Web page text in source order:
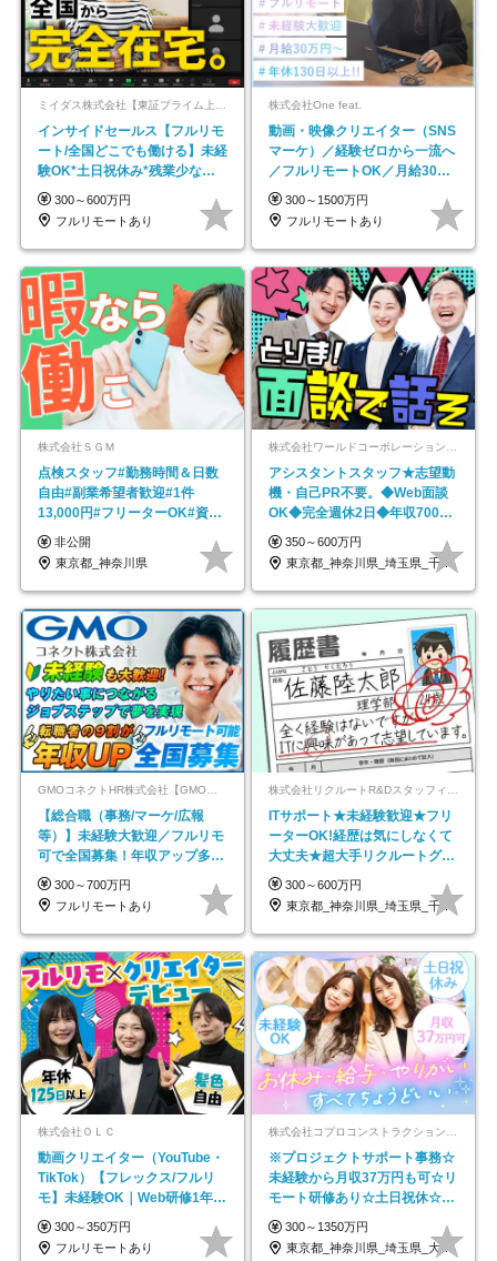
インサイドセールス【フルリモ
ート/全国どこでも働ける】未経
験OK*土日祝休み*残業少なめ*
在宅勤務手当あり
300～600万円
フルリモートあり
株式会社One feat.
動画・映像クリエイター（SNS
マーケ）／経験ゼロから一流へ
／フルリモートOK／月給30万
円～／年休130日以上
300～1500万円
フルリモートあり
株式会社ＳＧＭ
点検スタッフ#勤務時間＆日数
自由#副業希望者歓迎#1件
13,000円#フリーターOK#資格
スキル不要
非公開
東京都_神奈川県
アシスタントスタッフ★志望動
機・自己PR不要。◆Web面談
OK◆完全週休2日◆年収700万
円可/p13
350～600万円
東京都_神奈川県_埼玉県_千葉県_大阪府…
GMOコネクトHR株式会社【GMOインターネットグループ】
【総合職（事務/マーケ/広報
等）】未経験大歓迎／フルリモ
可で全国募集！年収アップ多数
★年休最大130日★
300～700万円
フルリモートあり
ITサポート★未経験歓迎★フリ
ーターOK!経歴は気にしなくて
大丈夫★超大手リクルートグル
ープの正社員/sg
300～600万円
東京都_神奈川県_埼玉県_千葉県_大阪府…
株式会社ＯＬＣ
動画クリエイター（YouTube・
TikTok）【フレックス/フルリ
モ】未経験OK｜Web研修1年間
｜副業OK
300～350万円
フルリモートあり
※プロジェクトサポート事務☆
未経験から月収37万円も可☆リ
モート研修あり☆土日祝休☆20
代～30代活躍/b
300～1350万円
東京都_神奈川県_埼玉県_大阪府_愛知県…